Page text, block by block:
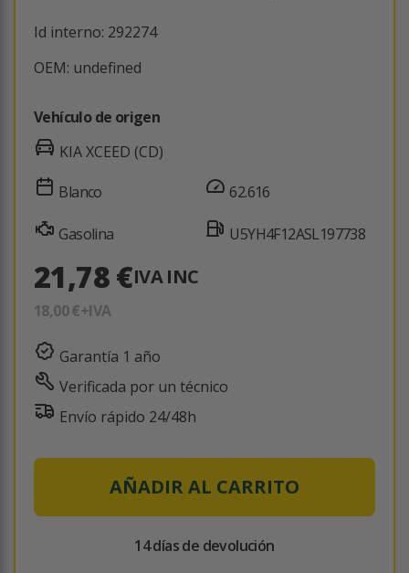
Id interno: 292274
OEM: undefined
Vehículo de origen
KIA XCEED (CD)
Blanco
Gasolina
62.616
U5YH4F12ASL197738
21,78 €IVA INC
18,00 €+IVA
Garantía 1 año
Verificada por un técnico
Envío rápido 24/48h
AÑADIR AL CARRITO
14 días de devolución